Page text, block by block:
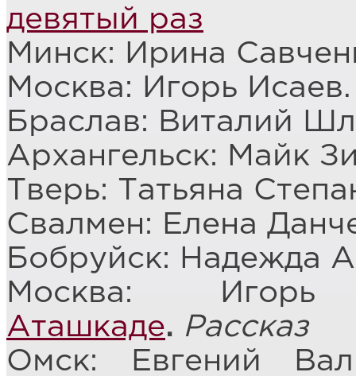
девятый раз
Минск: Ирина
Москва: Игорь
Браслав: Виталий
Архангельск: Майк
Тверь: Татьяна
Свалмен: Елена
Бобруйск: Надежда
Москва:
Аташкаде. Рассказ
Омск: Евгений